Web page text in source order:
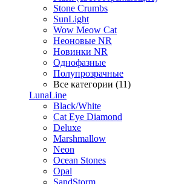
Stone Crumbs
SunLight
Wow Meow Cat
Неоновые NR
Новинки NR
Однофазные
Полупрозрачные
Все категории (11)
LunaLine
Black/White
Cat Eye Diamond
Deluxe
Marshmallow
Neon
Ocean Stones
Opal
SandStorm